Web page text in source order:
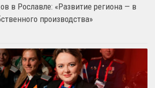
в Рославле: «Развитие региона — в
производства»